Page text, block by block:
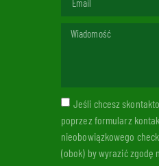
Jeśli chcesz
poprzez formularz
nieobowiązkowego
(obok) by wyrazić zgodę